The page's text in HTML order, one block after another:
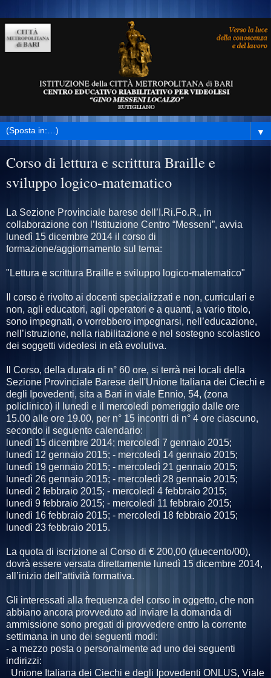
▼
Corso di lettura e scrittura Braille e
sviluppo logico-matematico
La Sezione Provinciale barese dell’I.Ri.Fo.R., in
collaborazione con l’Istituzione Centro “Messeni”, avvia
lunedì 15 dicembre 2014 il corso di
formazione/aggiornamento sul tema:
"Lettura e scrittura Braille e sviluppo logico-matematico"
Il corso è rivolto ai docenti specializzati e non, curriculari e
non, agli educatori, agli operatori e a quanti, a vario titolo,
sono impegnati, o vorrebbero impegnarsi, nell’educazione,
nell’istruzione, nella riabilitazione e nel sostegno scolastico
dei soggetti videolesi in età evolutiva.
Il Corso, della durata di n° 60 ore, si terrà nei locali della
Sezione Provinciale Barese dell'Unione Italiana dei Ciechi e
degli Ipovedenti, sita a Bari in viale Ennio, 54, (zona
policlinico) il lunedì e il mercoledì pomeriggio dalle ore
15.00 alle ore 19.00, per n° 15 incontri di n° 4 ore ciascuno,
secondo il seguente calendario:
lunedì 15 dicembre 2014; mercoledì 7 gennaio 2015;
lunedì 12 gennaio 2015; - mercoledì 14 gennaio 2015;
lunedì 19 gennaio 2015; - mercoledì 21 gennaio 2015;
lunedì 26 gennaio 2015; - mercoledì 28 gennaio 2015;
lunedì 2 febbraio 2015; - mercoledì 4 febbraio 2015;
lunedì 9 febbraio 2015; - mercoledì 11 febbraio 2015;
lunedì 16 febbraio 2015; - mercoledì 18 febbraio 2015;
lunedì 23 febbraio 2015.
La quota di iscrizione al Corso di € 200,00 (duecento/00),
dovrà essere versata direttamente lunedì 15 dicembre 2014,
all’inizio dell’attività formativa.
Gli interessati alla frequenza del corso in oggetto, che non
abbiano ancora provveduto ad inviare la domanda di
ammissione sono pregati di provvedere entro la corrente
settimana in uno dei seguenti modi:
- a mezzo posta o personalmente ad uno dei seguenti
indirizzi:
Unione Italiana dei Ciechi e degli Ipovedenti ONLUS, Viale